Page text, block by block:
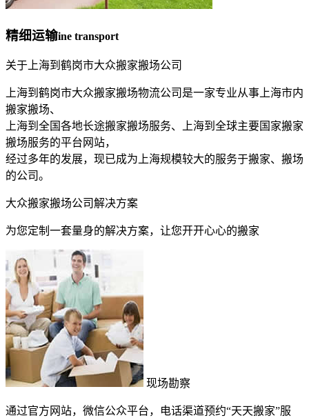
精细运输ine transport
关于上海到鹤岗市大众搬家搬场公司
上海到鹤岗市大众搬家搬场物流公司是一家专业从事上海市内
搬家搬场、
上海到全国各地长途搬家搬场服务、上海到全球主要国家搬家
搬场服务的平台网站，
经过多年的发展，现已成为上海规模较大的服务于搬家、搬场
的公司。
大众搬家搬场公司解决方案
为您定制一套量身的解决方案，让您开开心心的搬家
现场勘察
通过官方网站，微信公众平台，电话渠道预约“天天搬家”服